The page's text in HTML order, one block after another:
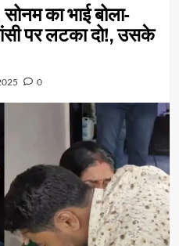
का भाई बोला-
पर लटका दो!, उसके
0